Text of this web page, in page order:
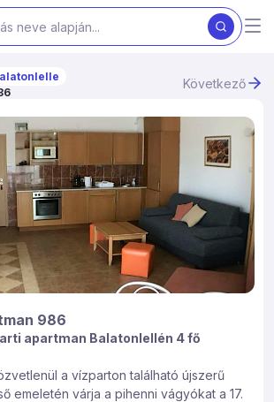
Következő
986
apartman Balatonlellén 4 fő
a vízparton található újszerű
emeletén várja a pihenni vágyókat a 17.